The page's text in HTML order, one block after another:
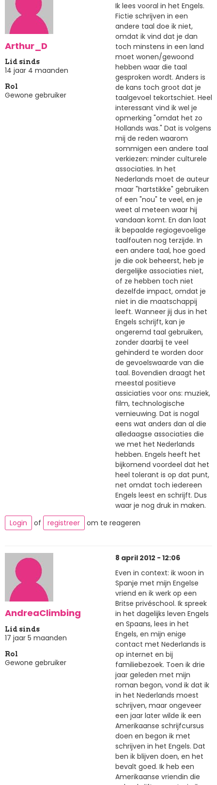
Arthur_D
Lid sinds
14 jaar 4 maanden
Rol
Gewone gebruiker
Ik lees vooral in het Engels.
Fictie schrijven in een
andere taal doe ik niet,
omdat ik vind dat je dan
toch minstens in een land
moet wonen/gewoond
hebben waar die taal
gesproken wordt. Anders is
de kans toch groot dat je
taalgevoel tekortschiet. Heel
interessant vind ik wel je
opmerking "omdat het zo
Hollands was." Dat is volgens
mij de reden waarom
sommigen een andere taal
verkiezen: minder culturele
associaties. In het
Nederlands moet de auteur
maar "hartstikke" gebruiken
of een "nou" te veel, en je
weet al meteen waar hij
vandaan komt. En dan laat
ik bepaalde regiogevoelige
taalfouten nog terzijde. In
een andere taal, hoe goed
je die ook beheerst, heb je
dergelijke associaties niet,
of ze hebben toch niet
dezelfde impact, omdat je
niet in die maatschappij
leeft. Wanneer jij dus in het
Engels schrijft, kan je
ongeremd taal gebruiken,
zonder daarbij te veel
gehinderd te worden door
de gevoelswaarde van die
taal. Bovendien draagt het
meestal positieve
assiciaties voor ons: muziek,
film, technologische
vernieuwing. Dat is nogal
eens wat anders dan al die
alledaagse associaties die
we met het Nederlands
hebben. Engels heeft het
bijkomend voordeel dat het
heel tolerant is op dat punt,
net omdat toch iedereen
Engels leest en schrijft. Dus
waar je nog druk in maken.
Login
of registreer om te reageren
AndreaClimbing
Lid sinds
17 jaar 5 maanden
Rol
Gewone gebruiker
8 april 2012 - 12:06
Even in context: ik woon in
Spanje met mijn Engelse
vriend en ik werk op een
Britse privéschool. Ik spreek
in het dagelijks leven Engels
en Spaans, lees in het
Engels, en mijn enige
contact met Nederlands is
op internet en bij
familiebezoek. Toen ik drie
jaar geleden met mijn
roman begon, vond ik dat ik
in het Nederlands moest
schrijven, maar ongeveer
een jaar later wilde ik een
Amerikaanse schrijfcursus
doen en begon ik met
schrijven in het Engels. Dat
ben ik blijven doen, en het
bevalt goed. Ik heb een
Amerikaanse vriendin die